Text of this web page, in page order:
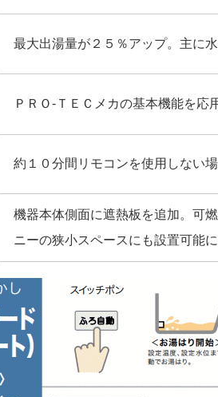
最大出湯量が２５％アップ。主に
ＰＲＯ-ＴＥＣメカの基本機能を
約１０分間リモコンを使用しない
機器本体側面に遮熱板を追加。可
ニーの狭小スペースにも設置可能に